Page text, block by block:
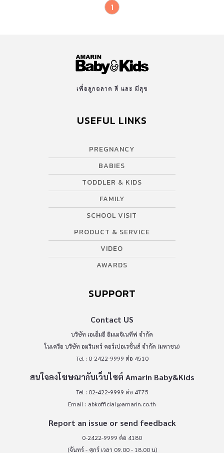
1
เพื่อลูกฉลาด ดี และ มีสุข
USEFUL LINKS
PREGNANCY
BABIES
TODDLER & KIDS
FAMILY
SCHOOL VISIT
PRODUCT & SERVICE
VIDEO
AWARDS
SUPPORT
Contact US
บริษัท เอเอ็มอี อิมเมจิเนทีฟ จำกัด
ในเครือ บริษัท อมรินทร์ คอร์เปอเรชั่นส์ จำกัด (มหาชน)
Tel : 0-2422-9999 ต่อ 4510
สนใจลงโฆษณากับเว็บไซต์ Amarin Baby&Kids
Tel : 02-422-9999 ต่อ 4775
Email : abkofficial@amarin.co.th
Report an issue or send feedback
0-2422-9999 ต่อ 4180
(จันทร์ - ศุกร์ เวลา 09.00 - 18.00 น)